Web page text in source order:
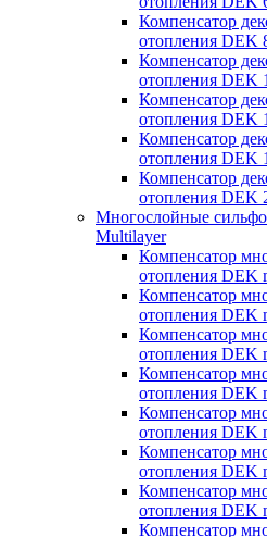
Компенсатор
отопления DEK
Компенсатор
отопления DEK
Компенсатор
отопления DEK
Компенсатор
отопления DEK
Компенсатор
отопления DEK
Многослойные
Multilayer
Компенсатор
отопления DEK
Компенсатор
отопления DEK
Компенсатор
отопления DEK
Компенсатор
отопления DEK
Компенсатор
отопления DEK
Компенсатор
отопления DEK
Компенсатор
отопления DEK
Компенсатор